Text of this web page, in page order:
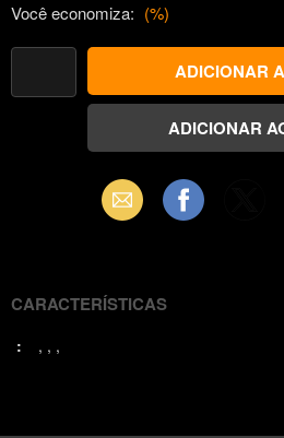
Você economiza: (%)
Email Facebook
CARACTERÍSTICAS
: